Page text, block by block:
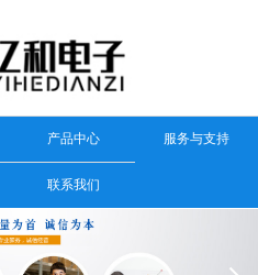
产品中心 服务与支持
联系我们